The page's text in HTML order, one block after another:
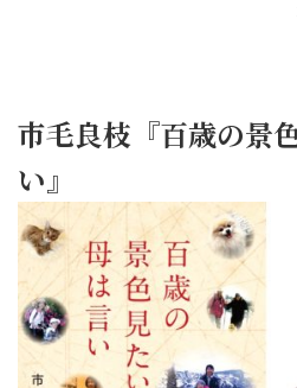
市毛良枝『百歳の景
い』